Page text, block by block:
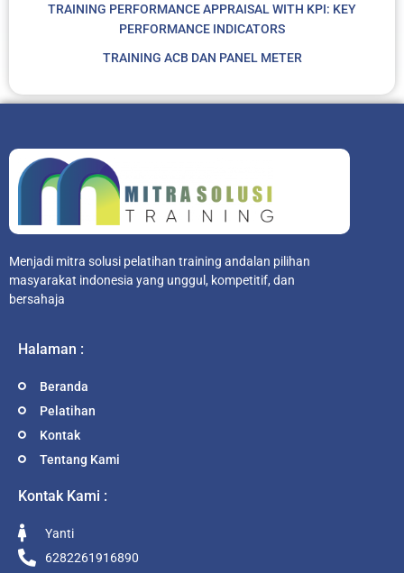
TRAINING PERFORMANCE APPRAISAL WITH KPI: KEY
PERFORMANCE INDICATORS
TRAINING ACB DAN PANEL METER
Menjadi mitra solusi pelatihan training andalan pilihan
masyarakat indonesia yang unggul, kompetitif, dan
bersahaja
Halaman :
Beranda
Pelatihan
Kontak
Tentang Kami
Kontak Kami :
Yanti
6282261916890